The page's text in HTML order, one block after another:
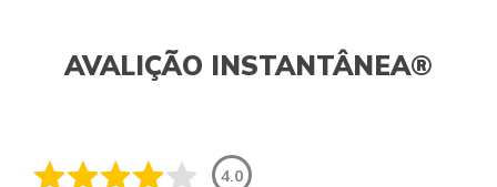
AVALIÇÃO INSTANTÂNEA®
4.0